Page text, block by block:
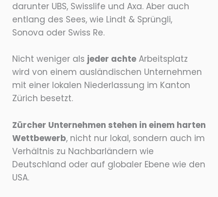
darunter UBS, Swisslife und Axa. Aber auch
entlang des Sees, wie Lindt & Sprüngli,
Sonova oder Swiss Re.
Nicht weniger als jeder achte Arbeitsplatz
wird von einem ausländischen Unternehmen
mit einer lokalen Niederlassung im Kanton
Zürich besetzt.
Zürcher Unternehmen stehen in einem harten
Wettbewerb, nicht nur lokal, sondern auch im
Verhältnis zu Nachbarländern wie
Deutschland oder auf globaler Ebene wie den
USA.